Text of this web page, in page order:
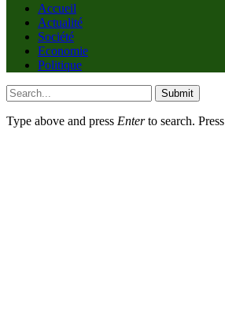
Accueil
Actualité
Société
Economie
Politique
Submit
Type above and press Enterto search. Press